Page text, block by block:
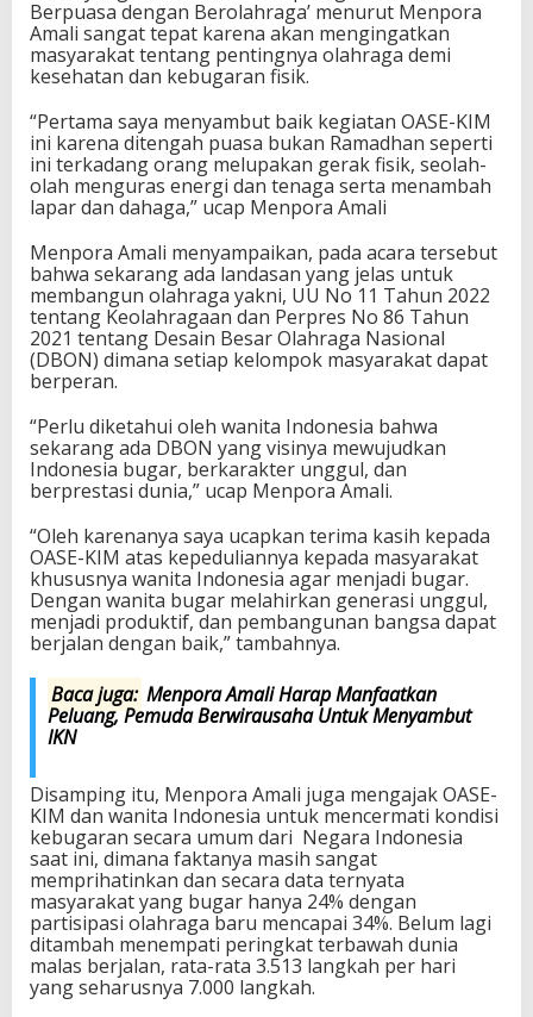
e
t
a
p
e
h
a
t
S
l
a
m
a
B
e
u
a
s
a
Berpuasa dengan Berolahraga’ menurut Menpora
Amali sangat tepat karena akan mengingatkan
masyarakat tentang pentingnya olahraga demi
kesehatan dan kebugaran fisik.
“Pertama saya menyambut baik kegiatan OASE-KIM
ini karena ditengah puasa bukan Ramadhan seperti
ini terkadang orang melupakan gerak fisik, seolah-
olah menguras energi dan tenaga serta menambah
lapar dan dahaga,” ucap Menpora Amali
Menpora Amali menyampaikan, pada acara tersebut
bahwa sekarang ada landasan yang jelas untuk
membangun olahraga yakni, UU No 11 Tahun 2022
tentang Keolahragaan dan Perpres No 86 Tahun
2021 tentang Desain Besar Olahraga Nasional
(DBON) dimana setiap kelompok masyarakat dapat
berperan.
“Perlu diketahui oleh wanita Indonesia bahwa
sekarang ada DBON yang visinya mewujudkan
Indonesia bugar, berkarakter unggul, dan
berprestasi dunia,” ucap Menpora Amali.
“Oleh karenanya saya ucapkan terima kasih kepada
OASE-KIM atas kepeduliannya kepada masyarakat
khususnya wanita Indonesia agar menjadi bugar.
Dengan wanita bugar melahirkan generasi unggul,
menjadi produktif, dan pembangunan bangsa dapat
berjalan dengan baik,” tambahnya.
Baca juga: Menpora Amali Harap Manfaatkan
Peluang, Pemuda Berwirausaha Untuk Menyambut
IKN
Disamping itu, Menpora Amali juga mengajak OASE-
KIM dan wanita Indonesia untuk mencermati kondisi
kebugaran secara umum dari Negara Indonesia
saat ini, dimana faktanya masih sangat
memprihatinkan dan secara data ternyata
masyarakat yang bugar hanya 24% dengan
partisipasi olahraga baru mencapai 34%. Belum lagi
ditambah menempati peringkat terbawah dunia
malas berjalan, rata-rata 3.513 langkah per hari
yang seharusnya 7.000 langkah.